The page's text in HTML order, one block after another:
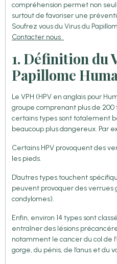
compréhension permet non
surtout de favoriser une
Soufrez vous du Virus du
Contacter nous
1. Définition du
Papillome
Le VPH (HPV en anglais pour
groupe comprenant plus de 200
certains types sont totalement
beaucoup plus dangereux. Par
Certains HPV provoquent des
les pieds.
D’autres types touchent
peuvent provoquer des verrues
condylomes).
Enfin, environ 14 types sont
entraîner des lésions
notamment le cancer du col de
gorge, du pénis, de l’anus et du